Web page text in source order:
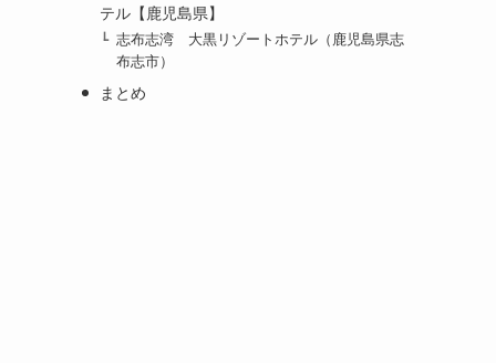
テル【鹿児島県】
志布志湾 大黒リゾートホテル（鹿児島県志
布志市）
まとめ